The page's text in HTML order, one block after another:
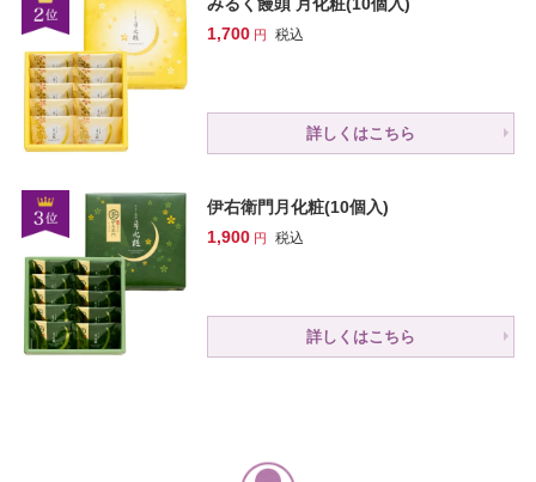
1,700
税込
詳しくはこちら
伊右衛門月化粧(10個入)
1,900
税込
詳しくはこちら